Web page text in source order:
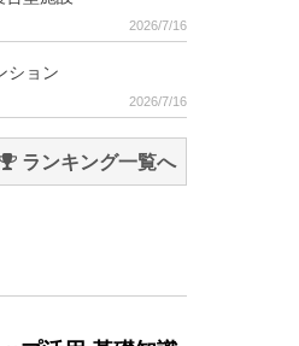
2026/7/16
ション
2026/7/16
ランキング一覧へ